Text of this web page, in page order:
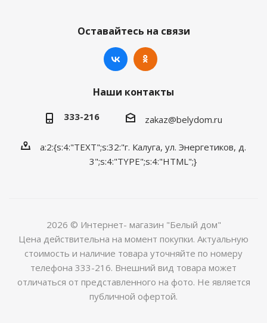
Оставайтесь на связи
Наши контакты
333-216 zakaz@belydom.ru
a:2:{s:4:"TEXT";s:32:"г. Калуга, ул. Энергетиков, д.
3";s:4:"TYPE";s:4:"HTML";}
2026 © Интернет- магазин "Белый дом"
Цена действительна на момент покупки. Актуальную
стоимость и наличие товара уточняйте по номеру
телефона 333-216. Внешний вид товара может
отличаться от представленного на фото. Не является
публичной офертой.